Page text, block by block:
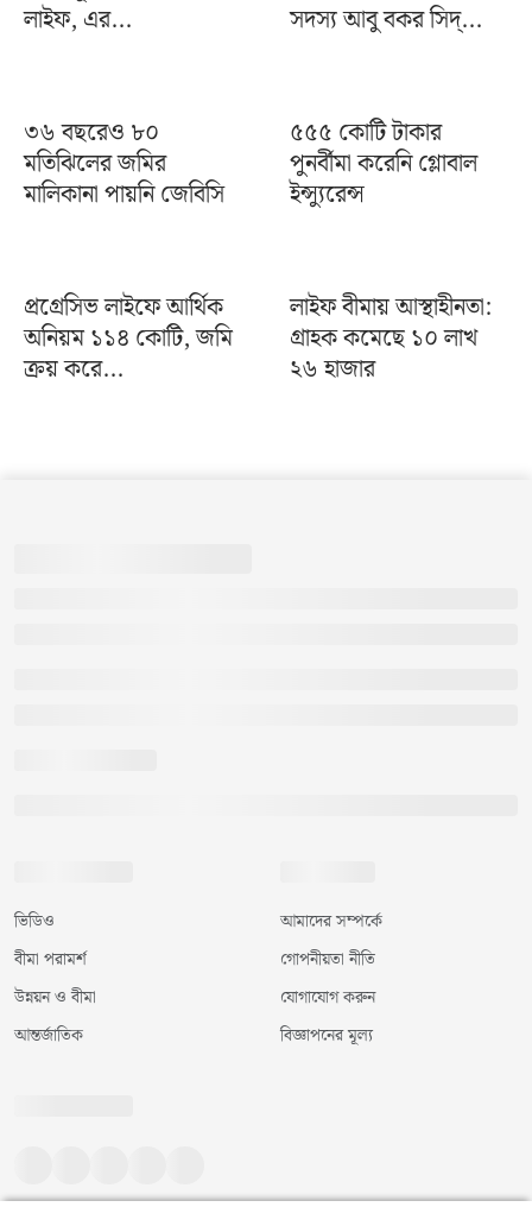
লাইফ, এর...
সদস্য আবু বকর সিদ্...
৩৬ বছরেও ৮০
মতিঝিলের জমির
মালিকানা পায়নি জেবিসি
৫৫৫ কোটি টাকার
পুনর্বীমা করেনি গ্লোবাল
ইন্স্যুরেন্স
প্রগ্রেসিভ লাইফে আর্থিক
অনিয়ম ১১৪ কোটি, জমি
ক্রয় করে...
লাইফ বীমায় আস্থাহীনতা:
গ্রাহক কমেছে ১০ লাখ
২৬ হাজার
ভিডিও
বীমা পরামর্শ
উন্নয়ন ও বীমা
আন্তর্জাতিক
আমাদের সম্পর্কে
গোপনীয়তা নীতি
যোগাযোগ করুন
বিজ্ঞাপনের মূল্য